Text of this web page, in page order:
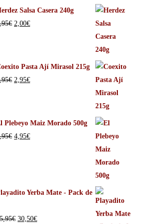
Salsa Casera 240g
€ 2,00€
Pasta Ají Mirasol 215g
€ 2,95€
Plebeyo Maiz Morado 500g
€ 4,95€
Yerba Mate - Pack de
€ 30,50€